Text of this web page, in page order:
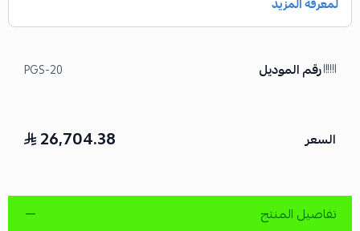
رقم الموديل PGS-20
السعر 26,704.38
تفاصيل المنتج